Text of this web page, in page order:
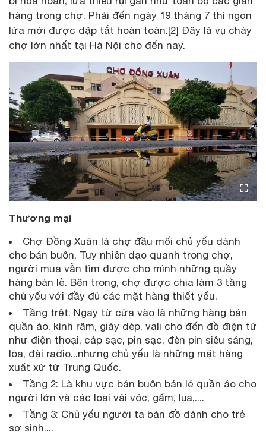
hàng trong chợ. Phải đến ngày 19 tháng 7 thì ngọn
lửa mới được dập tắt hoàn toàn.[2] Đây là vụ cháy
chợ lớn nhất tại Hà Nội cho đến nay.
Thương mại
Chợ Đồng Xuân là chợ đầu mối chủ yếu dành
cho bán buôn. Tuy nhiên dạo quanh trong chợ,
người mua vẫn tìm được cho mình những quầy
hàng bán lẻ. Bên trong, chợ được chia làm 3 tầng
chủ yếu với đầy đủ các mặt hàng thiết yếu.
Tầng trệt: Ngay từ cửa vào là những hàng bán
quần áo, kính râm, giày dép, vali cho đến đồ điện tử
như điện thoại, cáp sạc, pin sạc, đèn pin siêu sáng,
loa, đài radio...nhưng chủ yếu là những mặt hàng
xuất xứ từ Trung Quốc.
Tầng 2: Là khu vực bán buôn bán lẻ quần áo cho
người lớn và các loại vải vóc, gấm, lụa,....
Tầng 3: Chủ yếu người ta bán đồ dành cho trẻ
sơ sinh....